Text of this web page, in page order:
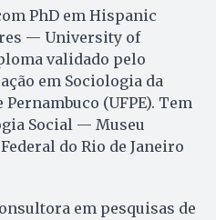
PhD em Hispanic
— University of
validado pelo
em Sociologia da
(UFPE). Tem
Social — Museu
do Rio de Janeiro
em pesquisas de